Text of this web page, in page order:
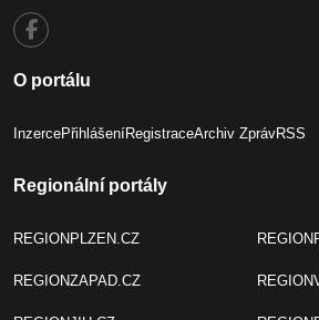
O portálu
InzercePřihlášeníRegistraceArchiv ZprávRSS
Regionální portály
REGIONPLZEN.CZ
REGIONZAPAD.CZ